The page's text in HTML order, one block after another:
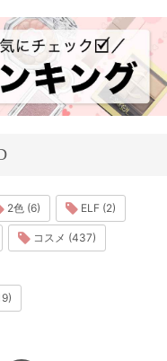
2色 (6) ELF (2)
コスメ (437)